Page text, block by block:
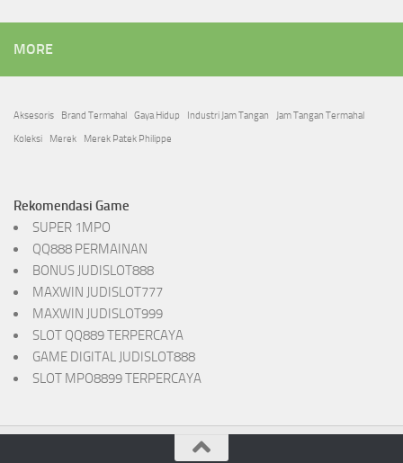
MORE
Aksesoris Brand Termahal Gaya Hidup Industri Jam Tangan
Jam Tangan Termahal
Koleksi
Merek Merek Patek Philippe
Rekomendasi Game
SUPER 1MPO
QQ888 PERMAINAN
BONUS JUDISLOT888
MAXWIN JUDISLOT777
MAXWIN JUDISLOT999
SLOT QQ889 TERPERCAYA
GAME DIGITAL JUDISLOT888
SLOT MPO8899 TERPERCAYA